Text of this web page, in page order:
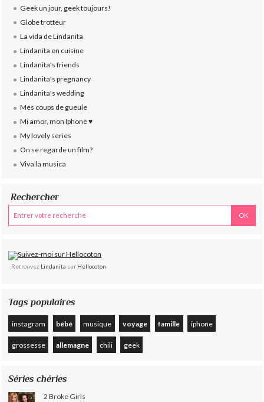
Geek un jour, geek toujours!
Globe trotteur
La vida de Lindanita
Lindanita en cuisine
Lindanita's friends
Lindanita's pregnancy
Lindanita's wedding
Mes coups de gueule
Mi amor, mon Iphone ♥
My lovely series
On se regarde un film?
Viva la musica
Rechercher
Retrouvez Lindanita sur Hellocoton
Tags populaires
instagram bébé musique voyage famille iphone
grossesse allemagne chili geek
Séries chéries
2 Broke Girls